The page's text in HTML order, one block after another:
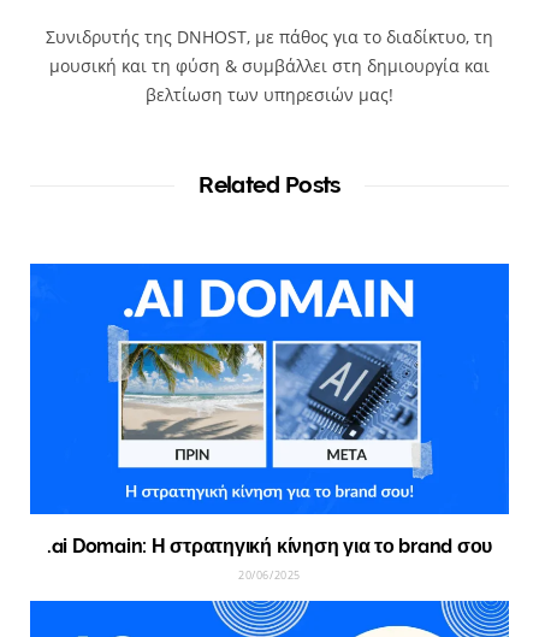
Συνιδρυτής της DNHOST, με πάθος για το διαδίκτυο, τη
μουσική και τη φύση & συμβάλλει στη δημιουργία και
βελτίωση των υπηρεσιών μας!
Related Posts
.ai Domain: Η στρατηγική κίνηση για το brand σου
20/06/2025